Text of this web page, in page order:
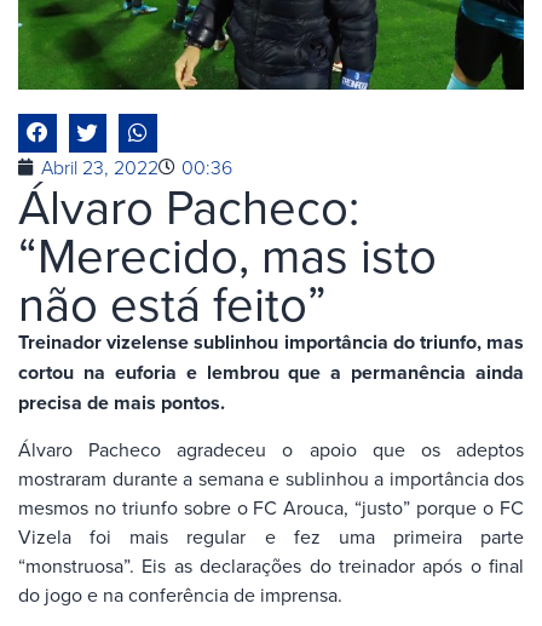
Abril 23, 2022 00:36
Álvaro Pacheco:
“Merecido, mas isto
não está feito”
Treinador vizelense sublinhou importância do triunfo, mas
cortou na euforia e lembrou que a permanência ainda
precisa de mais pontos.
Álvaro Pacheco agradeceu o apoio que os adeptos
mostraram durante a semana e sublinhou a importância dos
mesmos no triunfo sobre o FC Arouca, “justo” porque o FC
Vizela foi mais regular e fez uma primeira parte
“monstruosa”. Eis as declarações do treinador após o final
do jogo e na conferência de imprensa.